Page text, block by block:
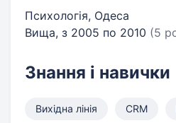
Психологія, Одеса
Вища, з 2005 по 2010 (5
Знання і навички
Вихідна лінія CRM